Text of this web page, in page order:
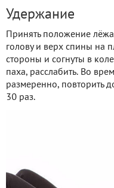
Удержание
Принять положение
голову и верх спины на
стороны и согнуты в
паха, расслабить. Во
размеренно, повторить
30 раз.